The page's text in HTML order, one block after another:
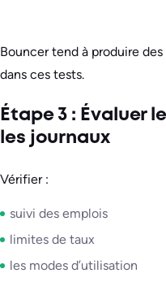
Bouncer tend à produire
dans ces tests.
Étape 3 : Évaluer
les journaux
Vérifier :
suivi des emplois
limites de taux
les modes d’utilisation